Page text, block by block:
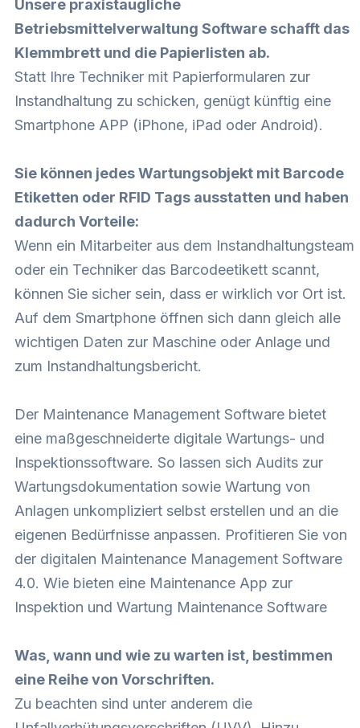
Unsere praxistaugliche
Betriebsmittelverwaltung Software schafft das
Klemmbrett und die Papierlisten ab.
Statt Ihre Techniker mit Papierformularen zur
Instandhaltung zu schicken, genügt künftig eine
Smartphone APP (iPhone, iPad oder Android).
Sie können jedes Wartungsobjekt mit Barcode
Etiketten oder RFID Tags ausstatten und haben
dadurch Vorteile:
Wenn ein Mitarbeiter aus dem Instandhaltungsteam
oder ein Techniker das Barcodeetikett scannt,
können Sie sicher sein, dass er wirklich vor Ort ist.
Auf dem Smartphone öffnen sich dann gleich alle
wichtigen Daten zur Maschine oder Anlage und
zum Instandhaltungsbericht.
Der Maintenance Management Software bietet
eine maßgeschneiderte digitale Wartungs- und
Inspektionssoftware. So lassen sich Audits zur
Wartungsdokumentation sowie Wartung von
Anlagen unkompliziert selbst erstellen und an die
eigenen Bedürfnisse anpassen. Profitieren Sie von
der digitalen Maintenance Management Software
4.0. Wie bieten eine Maintenance App zur
Inspektion und Wartung Maintenance Software
Was, wann und wie zu warten ist, bestimmen
eine Reihe von Vorschriften.
Zu beachten sind unter anderem die